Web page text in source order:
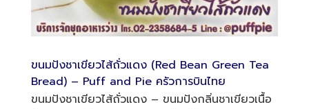
ขนมปังชาเขียวไส้ถั่วแดง (Red Bean Green Tea
Bread) – Puff and Pie ครัวการบินไทย
ขนมปังชาเขียวไส้ถั่วแดง – ขนมปังกลิ่นชาเขียวเนื้อ